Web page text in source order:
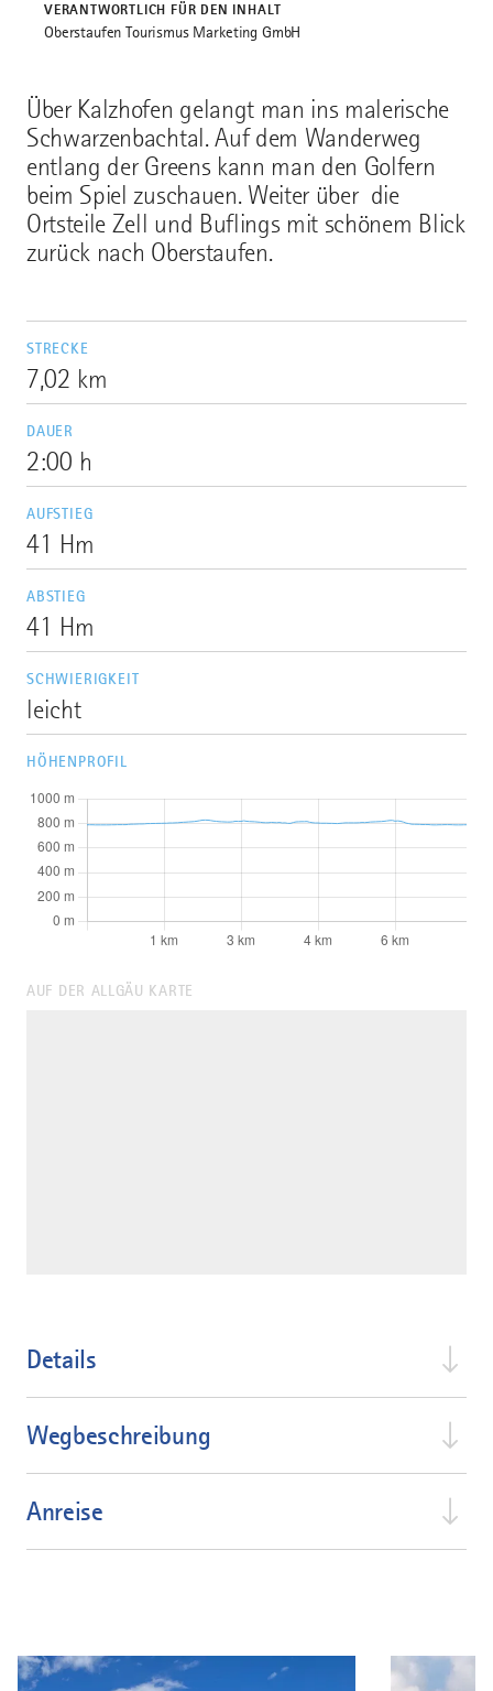
Über Kalzhofen gelangt man ins malerische
Schwarzenbachtal. Auf dem Wanderweg
entlang der Greens kann man den Golfern
beim Spiel zuschauen. Weiter über die
Ortsteile Zell und Buflings mit schönem Blick
zurück nach Oberstaufen.
STRECKE
7,02 km
DAUER
2:00 h
AUFSTIEG
41 Hm
ABSTIEG
41 Hm
SCHWIERIGKEIT
leicht
HÖHENPROFIL
AUF DER ALLGÄU KARTE
Details
Wegbeschreibung
Anreise
VERANTWORTLICH FÜR DEN INHALT
Oberstaufen Tourismus Marketing GmbH